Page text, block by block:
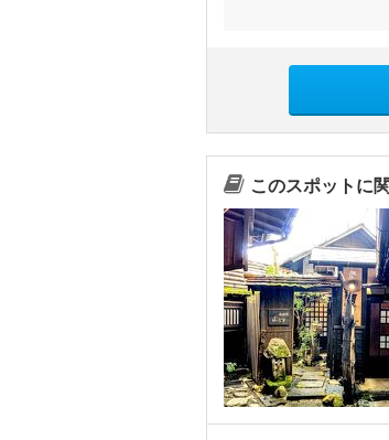
このスポットに